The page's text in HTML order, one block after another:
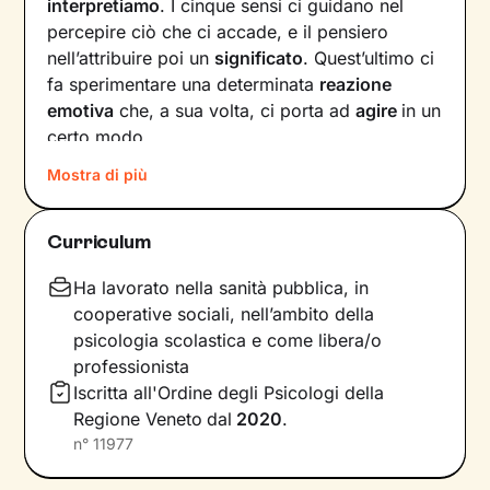
interpretiamo. I cinque sensi ci guidano nel
percepire ciò che ci accade, e il pensiero
nell’attribuire poi un significato. Quest’ultimo ci
fa sperimentare una determinata reazione
emotiva che, a sua volta, ci porta adagire in un
certo modo.
Col passare del tempo possono crearsi circoli
virtuosi ma anche viziosi, che ci allontanano dal
benessere e dalla persona che vorremmo
andando aintervenire su pensieri e
comportamenti in modo da innescare un
cambiamento positivo.
Nei nostri incontri andremo prima di tutto a
indagare quali siano gli elementi che
influenzano l’interpretazione degli eventi della
Mostra di più
Curriculum
Ha lavorato nella sanità pubblica, in
cooperative sociali, nell’ambito della
psicologia scolastica e come libera/o
professionista
Iscritta all'Ordine degli Psicologi della
Regione Veneto dal 2020.
n° 11977